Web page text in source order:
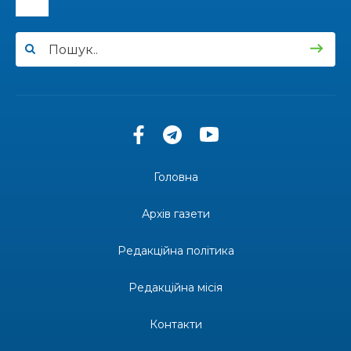
14:38
23 лип
Кабмін запровадив персональне фінансування
спецрахунки
Головна
Архів газети
Редакційна політика
Редакційна місія
Контакти